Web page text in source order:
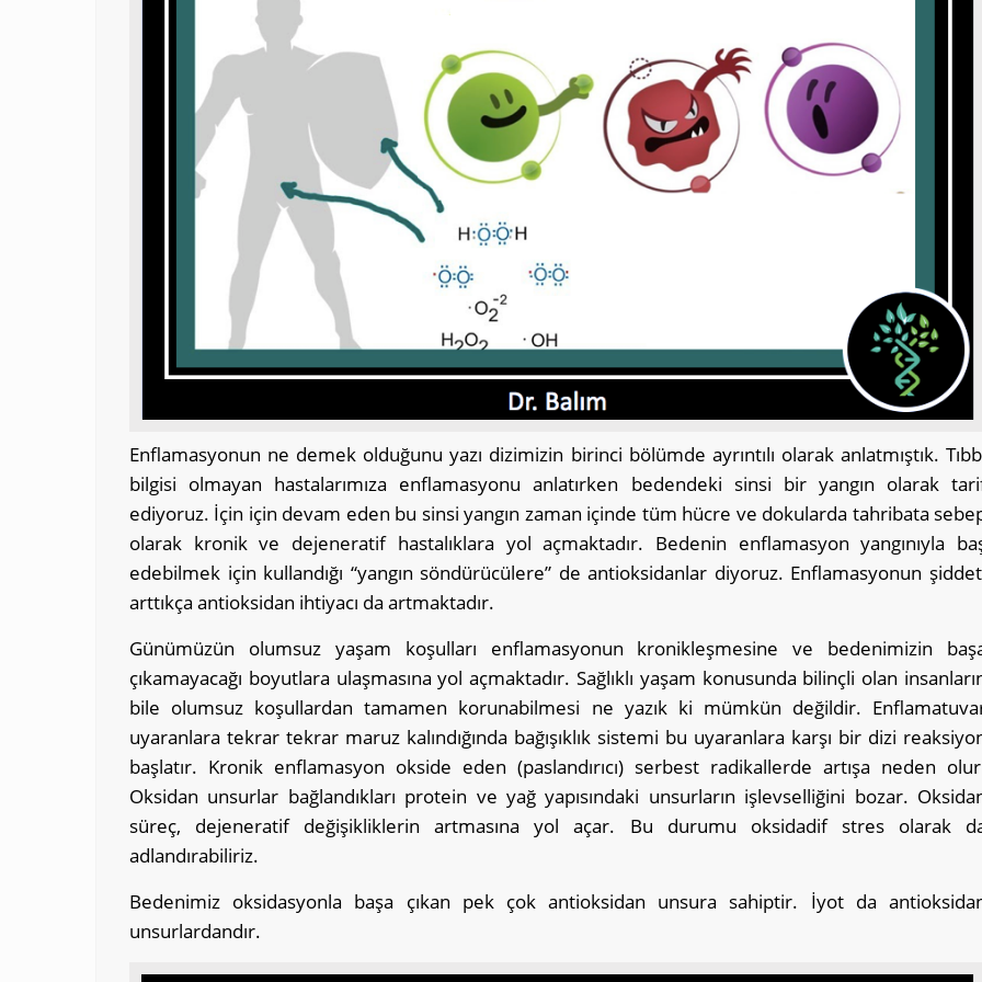
Enflamasyonun ne demek olduğunu yazı dizimizin birinci bölümde ayrıntılı olarak anlatmıştık.
bilgisi olmayan hastalarımıza enflamasyonu anlatırken bedendeki sinsi bir yangın olarak
ediyoruz. İçin için devam eden bu sinsi yangın zaman içinde tüm hücre ve dokularda tahribata
olarak kronik ve dejeneratif hastalıklara yol açmaktadır. Bedenin enflamasyon yangınıyla
edebilmek için kullandığı “yangın söndürücülere” de antioksidanlar diyoruz. Enflamasyonun
arttıkça antioksidan ihtiyacı da artmaktadır.
Günümüzün olumsuz yaşam koşulları enflamasyonun kronikleşmesine ve bedenimizin
çıkamayacağı boyutlara ulaşmasına yol açmaktadır. Sağlıklı yaşam konusunda bilinçli olan
bile olumsuz koşullardan tamamen korunabilmesi ne yazık ki mümkün değildir.
uyaranlara tekrar tekrar maruz kalındığında bağışıklık sistemi bu uyaranlara karşı bir dizi
başlatır. Kronik enflamasyon okside eden (paslandırıcı) serbest radikallerde artışa neden
Oksidan unsurlar bağlandıkları protein ve yağ yapısındaki unsurların işlevselliğini bozar.
süreç, dejeneratif değişikliklerin artmasına yol açar. Bu durumu oksidadif stres olarak
adlandırabiliriz.
Bedenimiz oksidasyonla başa çıkan pek çok antioksidan unsura sahiptir. İyot da
unsurlardandır.